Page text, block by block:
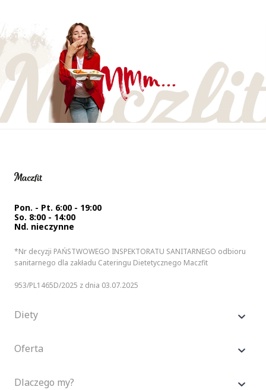
Pon. - Pt. 6:00 - 19:00
So. 8:00 - 14:00
Nd. nieczynne
*Nr decyzji PAŃSTWOWEGO INSPEKTORATU SANITARNEGO odbioru
sanitarnego dla zakładu Cateringu Dietetycznego Maczfit
953/PL1465D/2025 z dnia 03.07.2025
Diety
Oferta
Dlaczego my?